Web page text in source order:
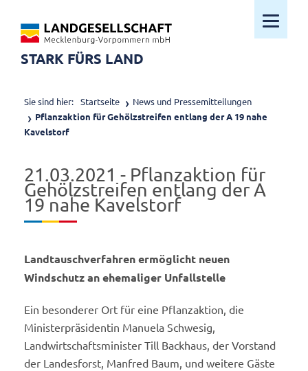
STARK FÜRS LAND
Mobiles
Sie sind hier: Startseite
News und Pressemitteilungen
Pflanzaktion für Gehölzstreifen entlang der A 19 nahe
Kavelstorf
21.03.2021 - Pflanzaktion für
Gehölzstreifen entlang der A
19 nahe Kavelstorf
Landtauschverfahren ermöglicht neuen
Windschutz an ehemaliger Unfallstelle
Ein besonderer Ort für eine Pflanzaktion, die
Ministerpräsidentin Manuela Schwesig,
Landwirtschaftsminister Till Backhaus, der Vorstand
der Landesforst, Manfred Baum, und weitere Gäste